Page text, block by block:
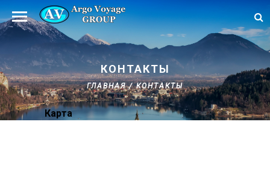
КОНТАКТЫ
ГЛАВНАЯ/КОНТАКТЫ
Карта